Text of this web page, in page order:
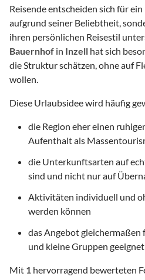
Reisende entscheiden sich für
aufgrund seiner Beliebtheit,
ihren persönlichen Reisestil
Bauernhof in Inzell hat sich
die Struktur schätzen, ohne auf
wollen.
Diese Urlaubsidee wird häufig
die Region eher einen
Aufenthalt als
die Unterkunftsarten auf
sind und nicht nur auf
Aktivitäten individuell und
werden können
das Angebot gleichermaßen
und kleine Gruppen
Mit 1 hervorragend bewerteten